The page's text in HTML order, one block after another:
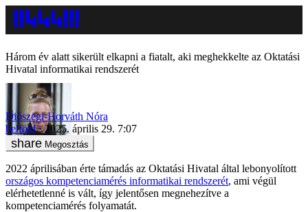
Három év alatt sikerült elkapni a fiatalt, aki meghekkelte az Oktatási
Hivatal informatikai rendszerét
Diószegi-Horváth Nóra
belföld
2025. április 29. 7:07
Megosztás
2022 áprilisában érte támadás az Oktatási Hivatal által lebonyolított
országos kompetenciamérés informatikai rendszerét, ami végül
elérhetetlenné is vált, így jelentősen megnehezítve a
kompetenciamérés folyamatát.